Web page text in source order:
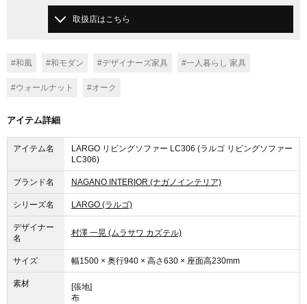
取扱店はこちら
#和風 #和モダン #デザイナーズ家具 #一人暮らし 家具
#ウォールナット #オーク
アイテム詳細
アイテム名
LARGO リビングソファー LC306 (ラルゴ リビングソファー
LC306)
ブランド名 NAGANO INTERIOR (ナガノインテリア)
シリーズ名 LARGO (ラルゴ)
デザイナー
名
村澤 一晃 (ムラサワ カズテル)
サイズ 幅1500 × 奥行940 × 高さ630 × 座面高230mm
素材
[張地]
布